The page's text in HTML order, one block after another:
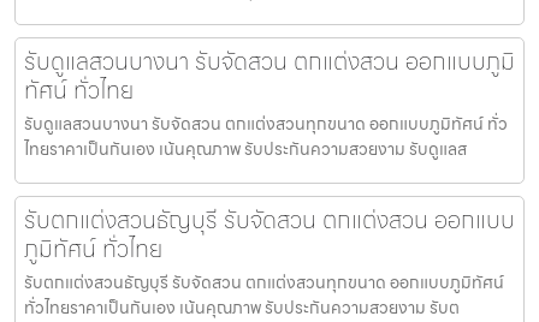
รับดูแลสวนบางนา รับจัดสวน ตกแต่งสวน ออกแบบภูมิ
ทัศน์ ทั่วไทย
รับดูแลสวนบางนา รับจัดสวน ตกแต่งสวนทุกขนาด ออกแบบภูมิทัศน์ ทั่ว
ไทยราคาเป็นกันเอง เน้นคุณภาพ รับประกันความสวยงาม รับดูแลส
รับตกแต่งสวนธัญบุรี รับจัดสวน ตกแต่งสวน ออกแบบ
ภูมิทัศน์ ทั่วไทย
รับตกแต่งสวนธัญบุรี รับจัดสวน ตกแต่งสวนทุกขนาด ออกแบบภูมิทัศน์
ทั่วไทยราคาเป็นกันเอง เน้นคุณภาพ รับประกันความสวยงาม รับต